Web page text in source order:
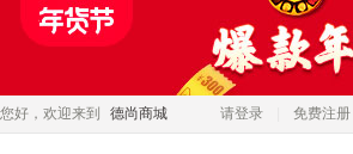
您好，欢迎来到 德尚商城 请登录 免费注册